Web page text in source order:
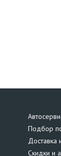
Подбор
Доставка
Скидки и